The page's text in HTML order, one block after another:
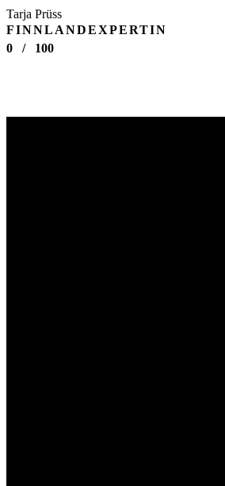
Tarja Prüss
FINNLANDEXPERTIN
0
/ 100